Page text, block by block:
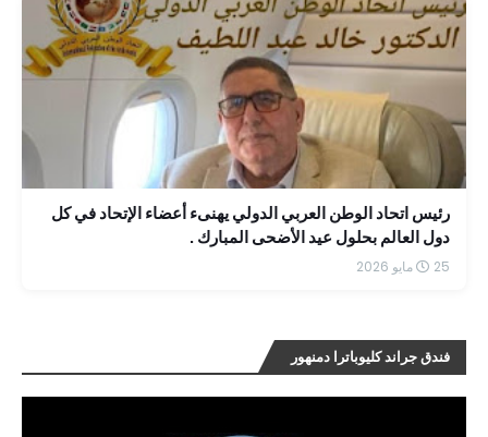
رئيس اتحاد الوطن العربي الدولي يهنىء أعضاء الإتحاد في كل
دول العالم بحلول عيد الأضحى المبارك .
25 مايو 2026
فندق جراند كليوباترا دمنهور